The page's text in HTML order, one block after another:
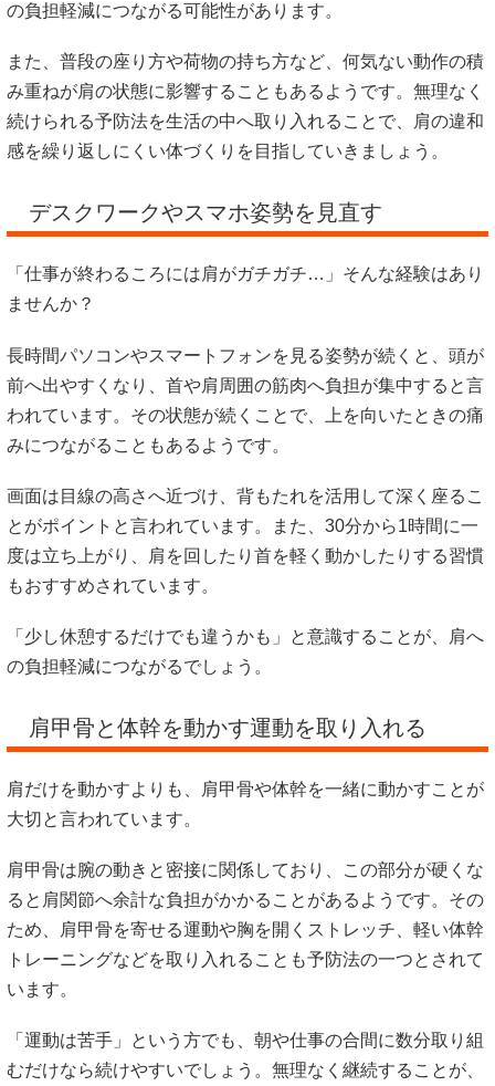
の負担軽減につながる可能性があります。
また、普段の座り方や荷物の持ち方など、何気ない動作の積
み重ねが肩の状態に影響することもあるようです。無理なく
続けられる予防法を生活の中へ取り入れることで、肩の違和
感を繰り返しにくい体づくりを目指していきましょう。
デスクワークやスマホ姿勢を見直す
「仕事が終わるころには肩がガチガチ…」そんな経験はあり
ませんか？
長時間パソコンやスマートフォンを見る姿勢が続くと、頭が
前へ出やすくなり、首や肩周囲の筋肉へ負担が集中すると言
われています。その状態が続くことで、上を向いたときの痛
みにつながることもあるようです。
画面は目線の高さへ近づけ、背もたれを活用して深く座るこ
とがポイントと言われています。また、30分から1時間に一
度は立ち上がり、肩を回したり首を軽く動かしたりする習慣
もおすすめされています。
「少し休憩するだけでも違うかも」と意識することが、肩へ
の負担軽減につながるでしょう。
肩甲骨と体幹を動かす運動を取り入れる
肩だけを動かすよりも、肩甲骨や体幹を一緒に動かすことが
大切と言われています。
肩甲骨は腕の動きと密接に関係しており、この部分が硬くな
ると肩関節へ余計な負担がかかることがあるようです。その
ため、肩甲骨を寄せる運動や胸を開くストレッチ、軽い体幹
トレーニングなどを取り入れることも予防法の一つとされて
います。
「運動は苦手」という方でも、朝や仕事の合間に数分取り組
むだけなら続けやすいでしょう。無理なく継続することが、